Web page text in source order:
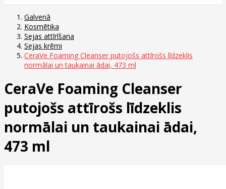
Galvenā
Kosmētika
Sejas attīrīšana
Sejas krēmi
CeraVe Foaming Cleanser putojošs attīrošs līdzeklis
normālai un taukainai ādai, 473 ml
CeraVe Foaming Cleanser
putojošs attīrošs līdzeklis
normālai un taukainai ādai,
473 ml